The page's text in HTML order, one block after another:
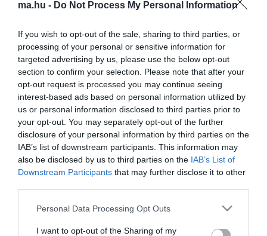
ma.hu - Do Not Process My Personal Information
If you wish to opt-out of the sale, sharing to third parties, or
processing of your personal or sensitive information for
targeted advertising by us, please use the below opt-out
section to confirm your selection. Please note that after your
opt-out request is processed you may continue seeing
interest-based ads based on personal information utilized by
us or personal information disclosed to third parties prior to
your opt-out. You may separately opt-out of the further
disclosure of your personal information by third parties on the
IAB’s list of downstream participants. This information may
also be disclosed by us to third parties on the IAB’s List of
Downstream Participants that may further disclose it to other
Please note that this website/app uses one or more Google
not limited to your visit or usage behaviour. You may click to
Personal Data Processing Opt Outs
I want to opt-out of the Sharing of my
Kockacukor nagyságú jégkockákkal söpört végig a vihar
Szécsényben csütörtök délután. A szomszédos Varsányban
lapáttal takarították a jéglepelt a konyhakertekből. Minden palántát,
gyümölcsfát letarolt a soha nem látott jeges szélvihar.